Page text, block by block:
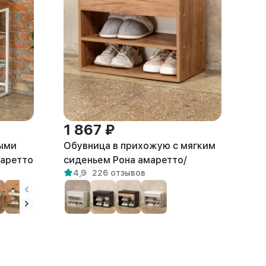
1 867 ₽
Обувница в прихожую с мягким
сиденьем Рона амаретто/
черный
4,9 226 отзывов